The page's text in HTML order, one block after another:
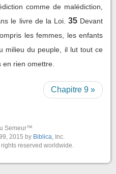
comme de malédiction,
le livre de la Loi. 35 Devant
les femmes, les enfants
milieu du peuple, il lut tout ce
rien omettre.
Chapitre 9 »
Semeur™
2015 by Biblica, Inc.
reserved worldwide.